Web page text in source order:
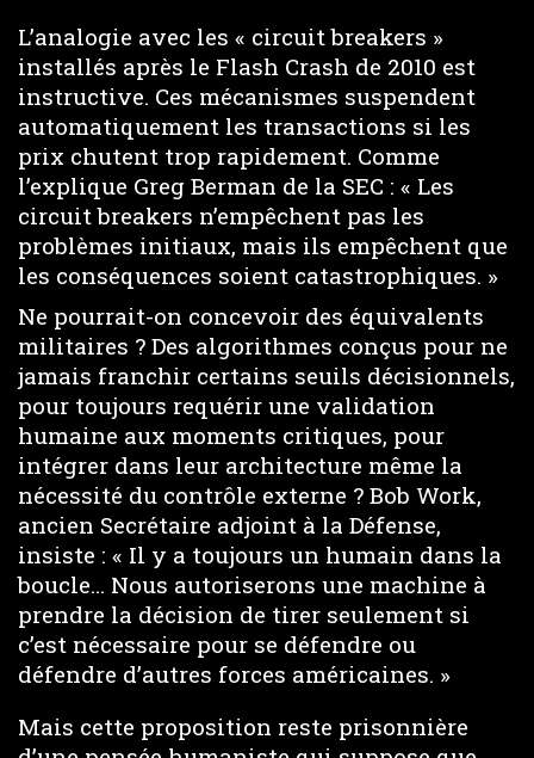
L’analogie avec les « circuit breakers »
installés après le Flash Crash de 2010 est
instructive. Ces mécanismes suspendent
automatiquement les transactions si les
prix chutent trop rapidement. Comme
l’explique Greg Berman de la SEC : « Les
circuit breakers n’empêchent pas les
problèmes initiaux, mais ils empêchent que
les conséquences soient catastrophiques. »
Ne pourrait-on concevoir des équivalents
militaires ? Des algorithmes conçus pour ne
jamais franchir certains seuils décisionnels,
pour toujours requérir une validation
humaine aux moments critiques, pour
intégrer dans leur architecture même la
nécessité du contrôle externe ? Bob Work,
ancien Secrétaire adjoint à la Défense,
insiste : « Il y a toujours un humain dans la
boucle… Nous autoriserons une machine à
prendre la décision de tirer seulement si
c’est nécessaire pour se défendre ou
défendre d’autres forces américaines. »
Mais cette proposition reste prisonnière